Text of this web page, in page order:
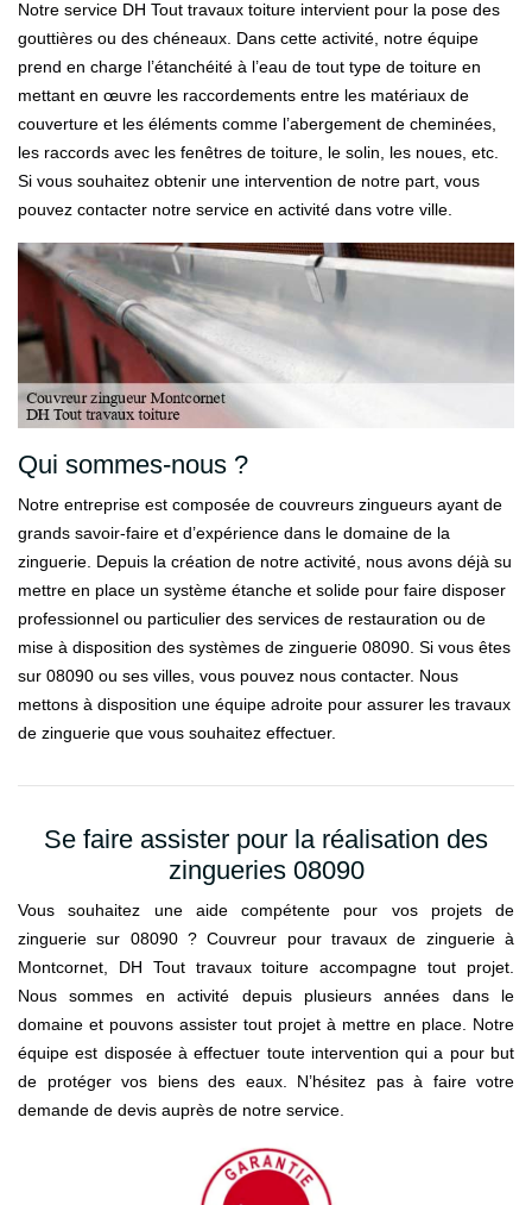
Notre service DH Tout travaux toiture intervient pour la pose des
gouttières ou des chéneaux. Dans cette activité, notre équipe
prend en charge l’étanchéité à l’eau de tout type de toiture en
mettant en œuvre les raccordements entre les matériaux de
couverture et les éléments comme l’abergement de cheminées,
les raccords avec les fenêtres de toiture, le solin, les noues, etc.
Si vous souhaitez obtenir une intervention de notre part, vous
pouvez contacter notre service en activité dans votre ville.
Qui sommes-nous ?
Notre entreprise est composée de couvreurs zingueurs ayant de
grands savoir-faire et d’expérience dans le domaine de la
zinguerie. Depuis la création de notre activité, nous avons déjà su
mettre en place un système étanche et solide pour faire disposer
professionnel ou particulier des services de restauration ou de
mise à disposition des systèmes de zinguerie 08090. Si vous êtes
sur 08090 ou ses villes, vous pouvez nous contacter. Nous
mettons à disposition une équipe adroite pour assurer les travaux
de zinguerie que vous souhaitez effectuer.
Se faire assister pour la réalisation des
zingueries 08090
Vous souhaitez une aide compétente pour vos projets de
zinguerie sur 08090 ? Couvreur pour travaux de zinguerie à
Montcornet, DH Tout travaux toiture accompagne tout projet.
Nous sommes en activité depuis plusieurs années dans le
domaine et pouvons assister tout projet à mettre en place. Notre
équipe est disposée à effectuer toute intervention qui a pour but
de protéger vos biens des eaux. N’hésitez pas à faire votre
demande de devis auprès de notre service.